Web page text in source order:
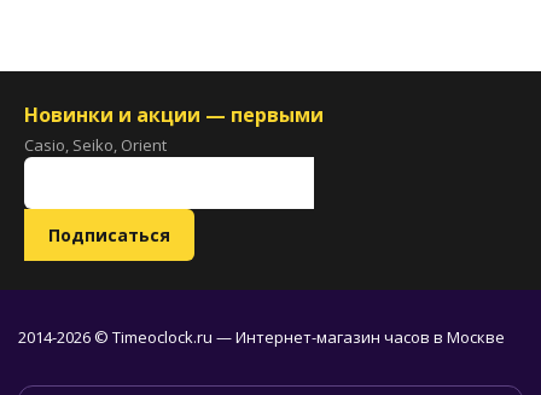
Новинки и акции — первыми
Casio, Seiko, Orient
2014-2026 © Timeoclock.ru — Интернет-магазин часов в Москве